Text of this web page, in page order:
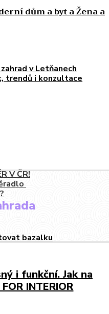
dům a byt a Žena a
v Letňanech
trendů i konzultace
V ČR!
bazalku
i funkční. Jak na
INTERIOR